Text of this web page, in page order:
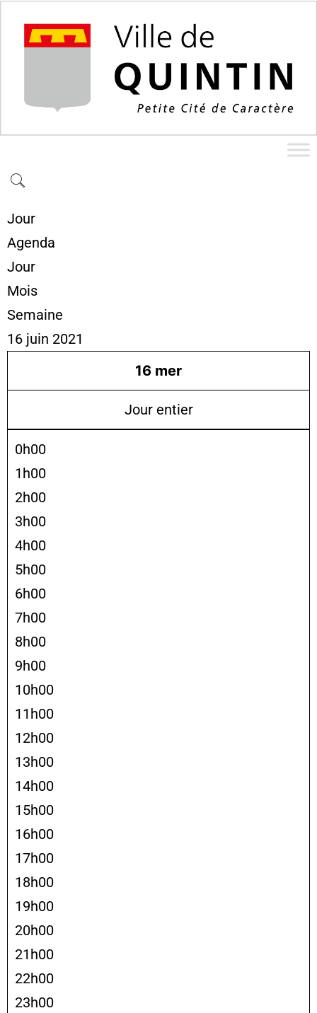
Jour
Agenda
Jour
Mois
Semaine
16 juin 2021
16 mer
Jour entier
0h00
1h00
2h00
3h00
4h00
5h00
6h00
7h00
8h00
9h00
10h00
11h00
12h00
13h00
14h00
15h00
16h00
17h00
18h00
19h00
20h00
21h00
22h00
23h00